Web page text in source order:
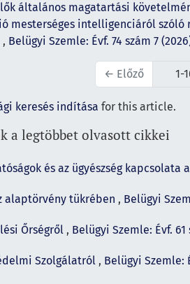
általános magatartási
mesterséges intelligenciáról
, Belügyi Szemle: Évf. 74 szám 7
← Előző 1-
keresés indítása for this article.
a legtöbbet olvasott cikkei
és az ügyészség
alaptörvény tükrében , Belügyi
Őrségről , Belügyi Szemle: Évf. 61
Szolgálatról , Belügyi Szemle: